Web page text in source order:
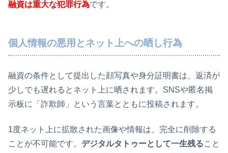
融資は重大な犯罪行為です。
個人情報の悪用とネット上への晒し行為
融資の条件として提出した顔写真や身分証明書は、返済が
少しでも遅れるとネット上に晒されます。SNSや匿名掲
示板に「詐欺師」という言葉とともに投稿されます。
1度ネット上に拡散された画像や情報は、完全に削除する
ことが不可能です。 デジタルタトゥーとして一生残ること